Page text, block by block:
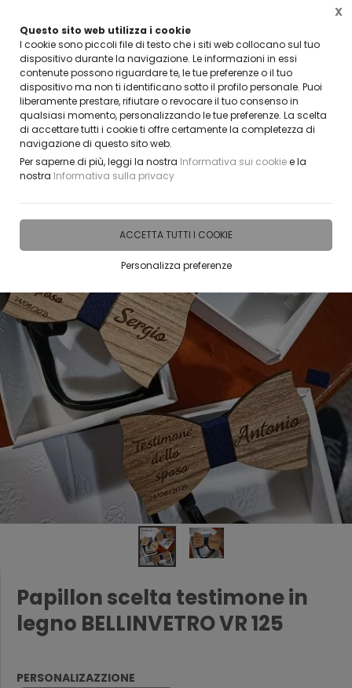
Questo sito web utilizza i cookie
I cookie sono piccoli file di testo che i siti web collocano sul tuo
dispositivo durante la navigazione. Le informazioni in essi
contenute possono riguardare te, le tue preferenze o il tuo
dispositivo ma non ti identificano sotto il profilo personale. Puoi
liberamente prestare, rifiutare o revocare il tuo consenso in
qualsiasi momento, personalizzando le tue preferenze. La scelta
di accettare tutti i cookie ti offre certamente la completezza di
navigazione di questo sito web.
Per saperne di più, leggi la nostra Informativa sui cookiee la
nostra Informativa sulla privacy
ACCETTA TUTTI I COOKIE
Personalizza preferenze
X
VUOI DIVENTARE UN NOSTRO RIVENDITORE?
CONTATTACI
Home IDEE E REGALI PERSONALIZZABILI PAPILLON LEGNO
Papillon scelta testimone in
legno BELLINVETRO VR 125
PERSONALIZAZZIONE